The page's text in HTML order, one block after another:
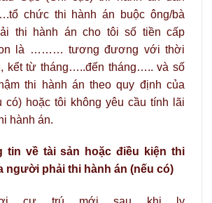
chức thi hành án buộc ông/bà
hành án cho tôi số tiền cấp
là ……… tương đương với thời
kểt từ tháng…..đến tháng….. và số
thi hành án theo quy định của
có) hoặc tôi không yêu cầu tính lãi
hành án.
tin về tài sản hoặc điều kiện thi
người phải thi hành án (nếu có)